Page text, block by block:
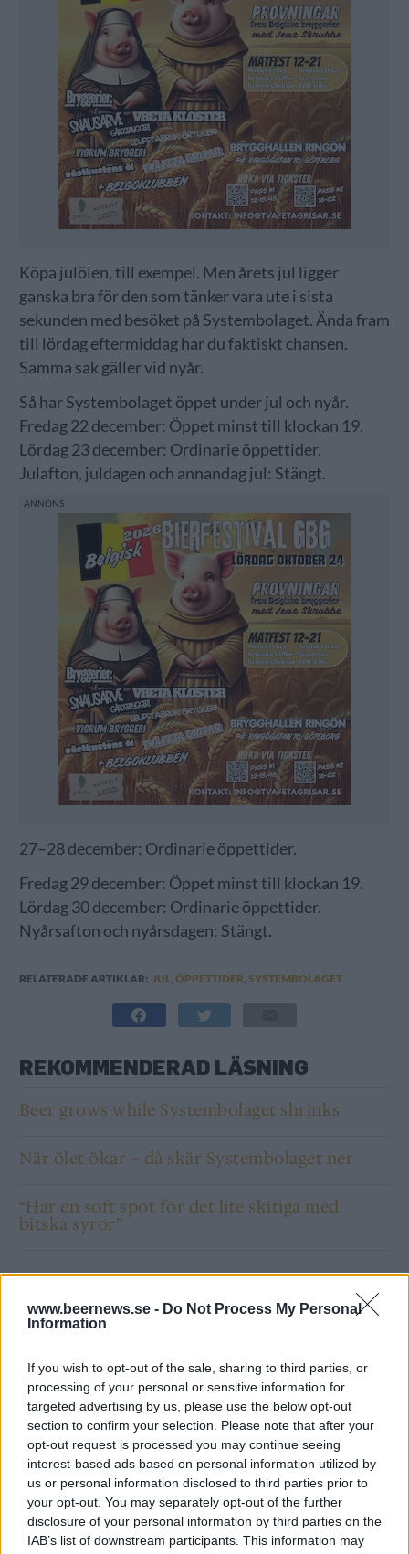
www.beernews.se - Do Not Process My Personal
Information
If you wish to opt-out of the sale, sharing to third parties, or
processing of your personal or sensitive information for
targeted advertising by us, please use the below opt-out
section to confirm your selection. Please note that after your
opt-out request is processed you may continue seeing
interest-based ads based on personal information utilized by
us or personal information disclosed to third parties prior to
your opt-out. You may separately opt-out of the further
disclosure of your personal information by third parties on the
IAB’s list of downstream participants. This information may
Köpa julölen, till exempel. Men årets jul ligger
ganska bra för den som tänker vara ute i sista
sekunden med besöket på Systembolaget. Ända fram
till lördag eftermiddag har du faktiskt chansen.
Samma sak gäller vid nyår.
Så har Systembolaget öppet under jul och nyår.
Fredag 22 december: Öppet minst till klockan 19.
Lördag 23 december: Ordinarie öppettider.
Julafton, juldagen och annandag jul: Stängt.
27–28 december: Ordinarie öppettider.
Fredag 29 december: Öppet minst till klockan 19.
Lördag 30 december: Ordinarie öppettider.
Nyårsafton och nyårsdagen: Stängt.
RELATERADE ARTIKLAR: JUL, ÖPPETTIDER, SYSTEMBOLAGET
REKOMMENDERAD LÄSNING
Beer grows while Systembolaget shrinks
När ölet ökar – då skär Systembolaget ner
“Har en soft spot för det lite skitiga med
bitska syror”